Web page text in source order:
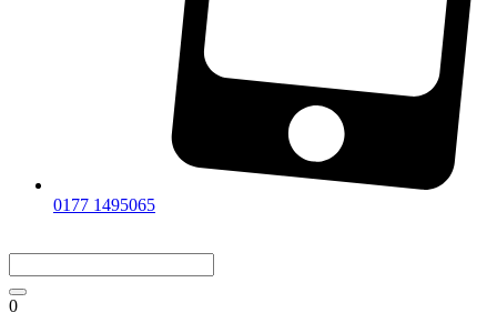
0177 1495065
0